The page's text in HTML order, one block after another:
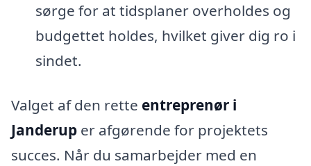
sørge for at tidsplaner overholdes og
budgettet holdes, hvilket giver dig ro i
sindet.
Valget af den rette entreprenør i
Janderup er afgørende for projektets
succes. Når du samarbejder med en